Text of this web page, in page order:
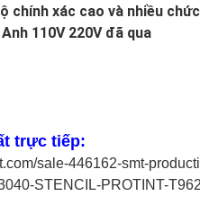
chính xác cao và nhiều
110V 220V đã qua
trực tiếp:
sale-446162-smt-
STENCIL-PROTINT-